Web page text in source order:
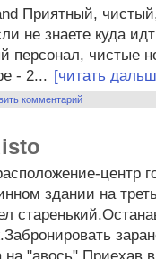
Приятный,
не знаете куда
персонал, чистые
- 2... [читать
комментарий
центр
здании на
на "авось".Приехав